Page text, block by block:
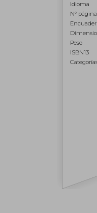
Idioma
N°
Peso
ISBN13